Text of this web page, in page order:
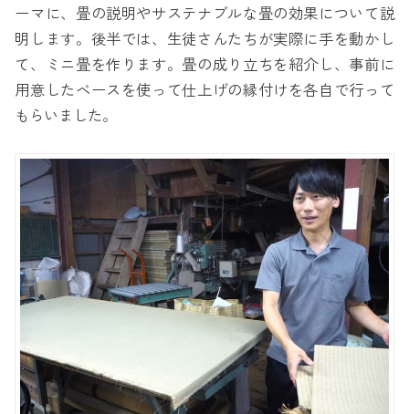
ーマに、畳の説明やサステナブルな畳の効果について説
明します。後半では、生徒さんたちが実際に手を動かし
て、ミニ畳を作ります。畳の成り立ちを紹介し、事前に
用意したベースを使って仕上げの縁付けを各自で行って
もらいました。